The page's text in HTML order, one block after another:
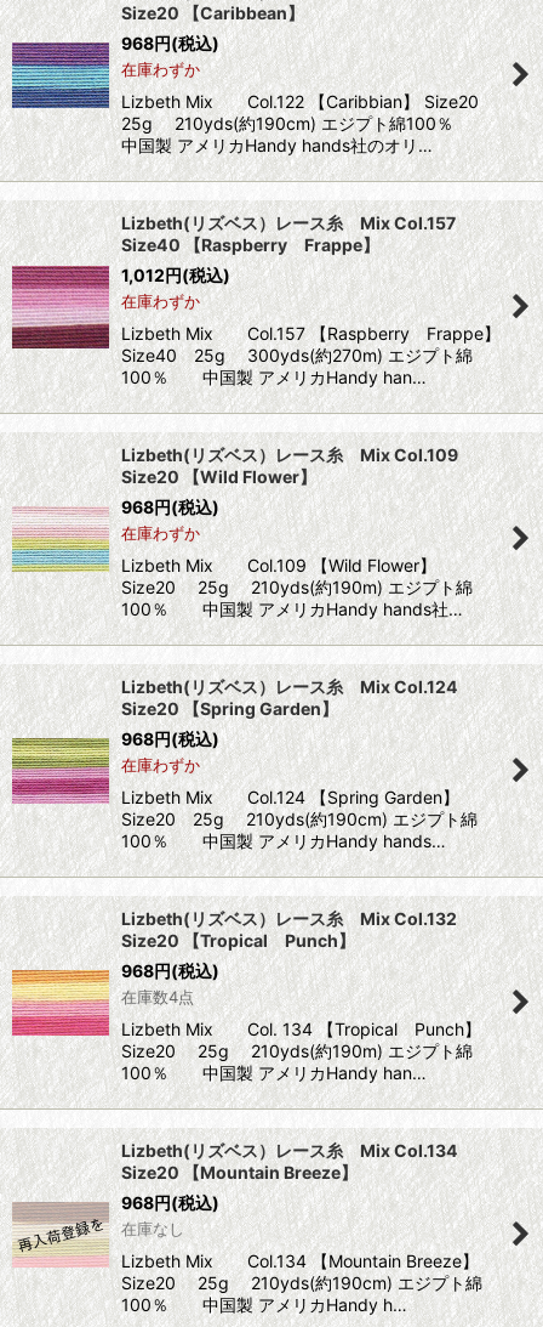
Size20 【Caribbean】
968円(税込)
在庫わずか
Lizbeth Mix Col.122 【Caribbian】 Size20
25g 210yds(約190cm) エジプト綿100％
中国製 アメリカHandy hands社のオリ…
Lizbeth(リズベス）レース糸 Mix Col.157
Size40 【Raspberry Frappe】
1,012円(税込)
在庫わずか
Lizbeth Mix Col.157 【Raspberry Frappe】
Size40 25g 300yds(約270m) エジプト綿
100％ 中国製 アメリカHandy han…
Lizbeth(リズベス）レース糸 Mix Col.109
Size20 【Wild Flower】
968円(税込)
在庫わずか
Lizbeth Mix Col.109 【Wild Flower】
Size20 25g 210yds(約190m) エジプト綿
100％ 中国製 アメリカHandy hands社…
Lizbeth(リズベス）レース糸 Mix Col.124
Size20 【Spring Garden】
968円(税込)
在庫わずか
Lizbeth Mix Col.124 【Spring Garden】
Size20 25g 210yds(約190cm) エジプト綿
100％ 中国製 アメリカHandy hands…
Lizbeth(リズベス）レース糸 Mix Col.132
Size20 【Tropical Punch】
968円(税込)
在庫数4点
Lizbeth Mix Col. 134 【Tropical Punch】
Size20 25g 210yds(約190m) エジプト綿
100％ 中国製 アメリカHandy han…
Lizbeth(リズベス）レース糸 Mix Col.134
Size20 【Mountain Breeze】
968円(税込)
在庫なし
Lizbeth Mix Col.134 【Mountain Breeze】
Size20 25g 210yds(約190cm) エジプト綿
100％ 中国製 アメリカHandy h…